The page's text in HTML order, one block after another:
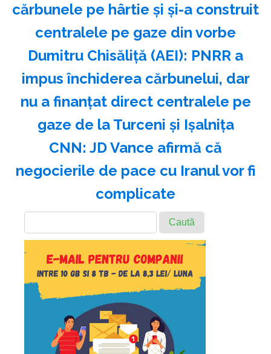
cărbunele pe hârtie şi şi-a construit
centralele pe gaze din vorbe
Dumitru Chisăliţă (AEI): PNRR a
impus închiderea cărbunelui, dar
nu a finanţat direct centralele pe
gaze de la Turceni şi Işalniţa
CNN: JD Vance afirmă că
negocierile de pace cu Iranul vor fi
complicate